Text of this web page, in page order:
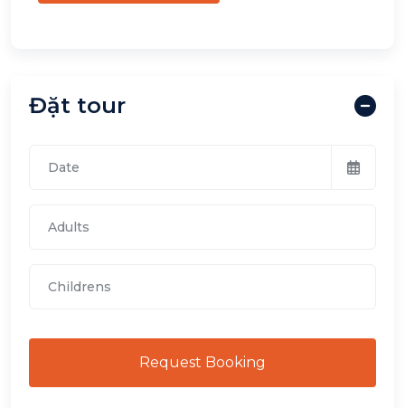
Đặt tour
Request Booking